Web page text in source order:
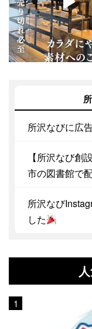
所沢なびに広
【所沢なび創
市の図書館で
所沢なび
した